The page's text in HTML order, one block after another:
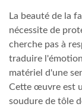
La beauté de la
nécessite de
cherche pas à
traduire
matériel d'une
Cette œuvre est
soudure de tôle